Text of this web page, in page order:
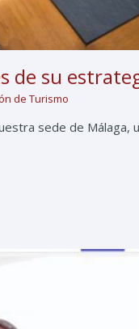
de su
de Turismo
sede de Málaga,